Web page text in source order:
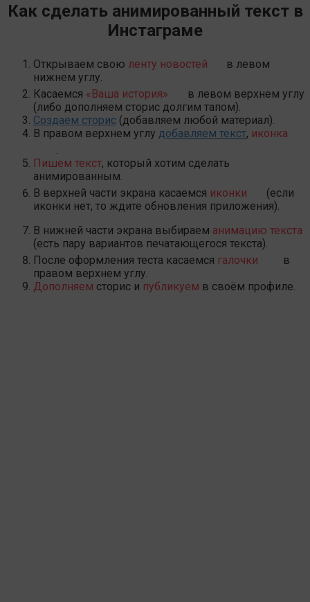
Как сделать анимированный текст в
Инстаграме
Открываем свою ленту новостей
в левом
нижнем углу.
Касаемся «Ваша история»
в левом верхнем углу
(либо дополняем сторис долгим тапом).
Создаём сторис (добавляем любой материал).
В правом верхнем углу добавляем текст, иконка
Пишем текст, который хотим сделать
анимированным.
В верхней части экрана касаемся иконки
(если
иконки нет, то ждите обновления приложения).
В нижней части экрана выбираем анимацию текста
(есть пару вариантов печатающегося текста).
После оформления теста касаемся галочки
в
правом верхнем углу.
Дополняем сторис и публикуем в своём профиле.